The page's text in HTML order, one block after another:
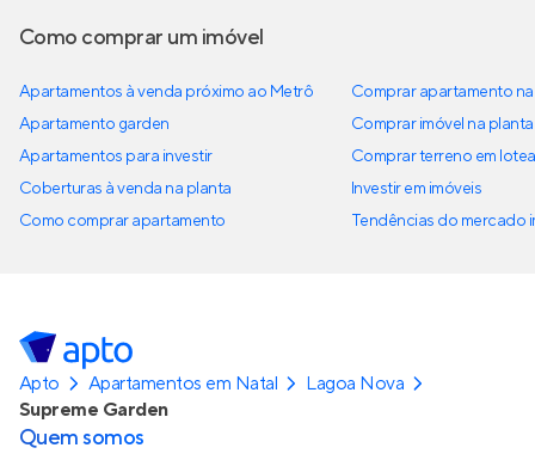
Como comprar um imóvel
Apartamentos à venda próximo ao Metrô
Apartamento garden
Apartamentos para investir
Coberturas à venda na planta
Como comprar apartamento
Comprar apartamento
Comprar imóvel na planta
Comprar terreno em
Investir em imóveis
Tendências do mercado
Apto Apartamentos em Natal
Lagoa Nova
Supreme Garden
Quem somos